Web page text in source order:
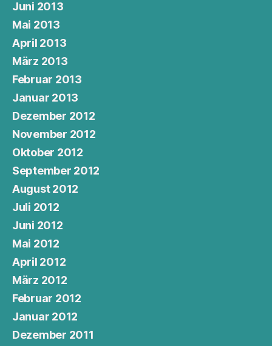
Juni 2013
Mai 2013
April 2013
März 2013
Februar 2013
Januar 2013
Dezember 2012
November 2012
Oktober 2012
September 2012
August 2012
Juli 2012
Juni 2012
Mai 2012
April 2012
März 2012
Februar 2012
Januar 2012
Dezember 2011